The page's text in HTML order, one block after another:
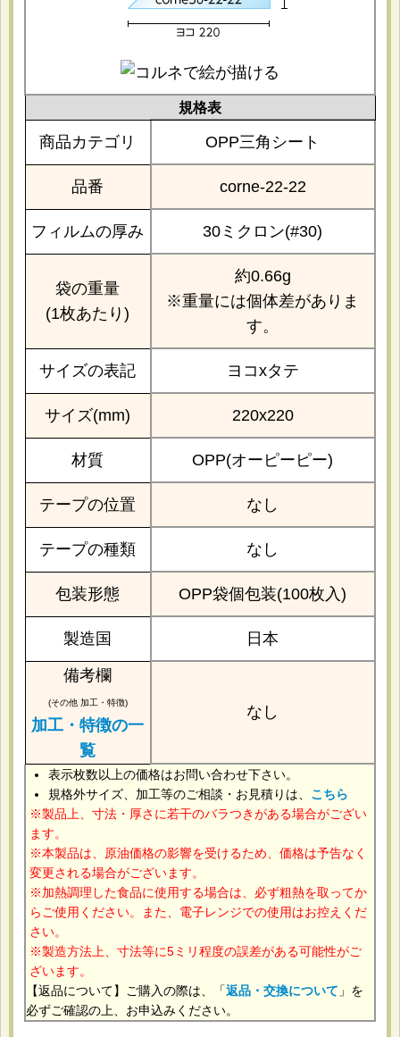
規格表
商品カテゴリ OPP三角シート
品番 corne-22-22
フィルムの厚み 30ミクロン(#30)
袋の重量
(1枚あたり)
約0.66g
※重量には個体差がありま
す。
サイズの表記 ヨコxタテ
サイズ(mm) 220x220
材質 OPP(オーピーピー)
テープの位置 なし
テープの種類 なし
包装形態 OPP袋個包装(100枚入)
製造国 日本
備考欄
(その他 加工・特徴)
加工・特徴の一
覧
なし
表示枚数以上の価格はお問い合わせ下さい。
規格外サイズ、加工等のご相談・お見積りは、 こちら
製品上、寸法・厚さに若干のバラつきがある場合がござい
ます。
本製品は、原油価格の影響を受けるため、価格は予告なく
変更される場合がございます。
加熱調理した食品に使用する場合は、必ず粗熱を取ってか
らご使用ください。また、電子レンジでの使用はお控えくだ
さい。
製造方法上、寸法等に5ミリ程度の誤差がある可能性がご
ざいます。
【返品について】ご購入の際は、「返品・交換について 」を
必ずご確認の上、お申込みください。